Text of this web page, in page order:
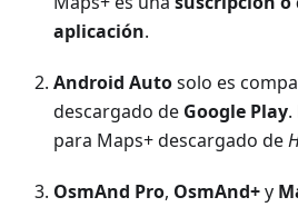
aplicación.
Android Autosolo es
descargado de Google Play.
para Maps+ descargado de
OsmAnd Pro, OsmAnd+y